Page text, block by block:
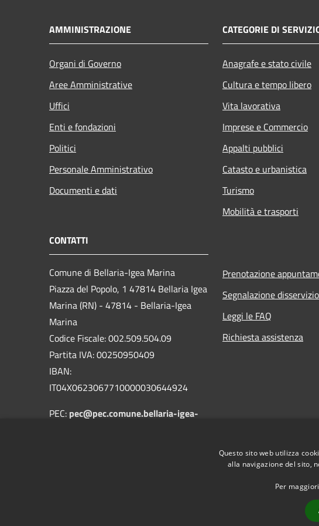
AMMINISTRAZIONE
Organi di Governo
Aree Amministrative
Uffici
Enti e fondazioni
Politici
Personale Amministrativo
Documenti e dati
CATEGORIE DI
Anagrafe e stato civile
Cultura e tempo libero
Vita lavorativa
Imprese e Commercio
Appalti pubblici
Catasto e urbanistica
Turismo
Mobilità e trasporti
CONTATTI
Comune di Bellaria-Igea Marina
Piazza del Popolo, 1 47814 Bellaria Igea
Marina (RN) - 47814 - Bellaria-Igea
Marina
Codice Fiscale: 002.509.504.09
Partita IVA: 00250950409
IBAN:
IT04X0623067710000030644924
PEC: pec@pec.comune.bellaria-igea-
Prenotazione
Segnalazione disservizio
Leggi le FAQ
Richiesta assistenza
Questo sito web utilizza
alla navigazione del sito,
Per